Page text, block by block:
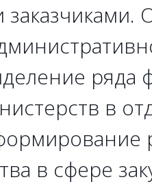
ряда
в
в сфере